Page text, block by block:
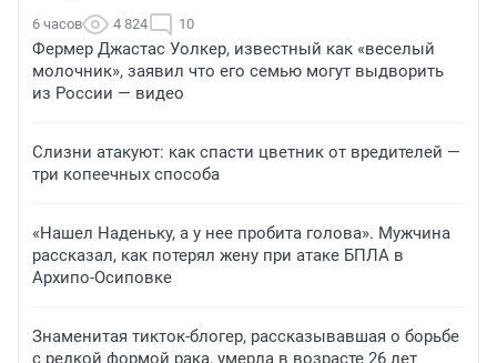
6 часов 4 824 10
Фермер Джастас Уолкер, известный как «веселый
молочник», заявил что его семью могут выдворить
из России — видео
Слизни атакуют: как спасти цветник от вредителей —
три копеечных способа
«Нашел Наденьку, а у нее пробита голова». Мужчина
рассказал, как потерял жену при атаке БПЛА в
Архипо-Осиповке
Знаменитая тикток-блогер, рассказывавшая о борьбе
с редкой формой рака, умерла в возрасте 26 лет